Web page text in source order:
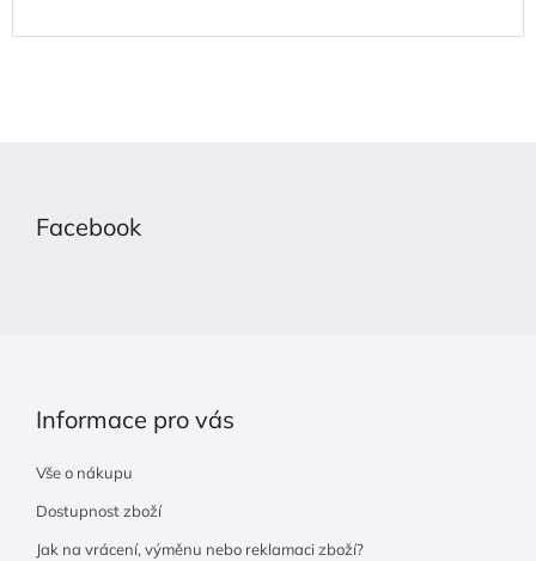
Facebook
Informace pro vás
Vše o nákupu
Dostupnost zboží
Jak na vrácení, výměnu nebo reklamaci zboží?